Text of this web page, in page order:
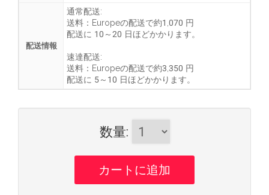
配送情報
通常配送:
送料： Europeの配送で約1,070 円
配送に 10～20 日ほどかかります。
速達配送:
送料： Europeの配送で約3,350 円
配送に 5～10 日ほどかかります。
数量: